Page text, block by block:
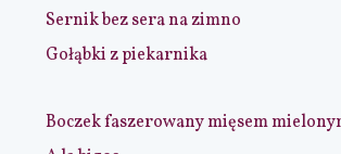
Sernik bez sera na zimno
Gołąbki z piekarnika
Boczek faszerowany mięsem